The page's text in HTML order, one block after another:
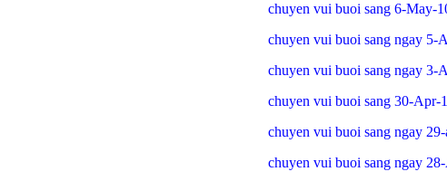
chuyen vui buoi sang 6-May-
chuyen vui buoi sang ngay 5-
chuyen vui buoi sang ngay 3-
chuyen vui buoi sang 30-Apr-
chuyen vui buoi sang ngay
chuyen vui buoi sang ngay